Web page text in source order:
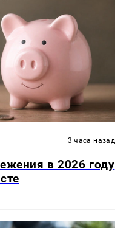
3 часа назад
в 2026 году